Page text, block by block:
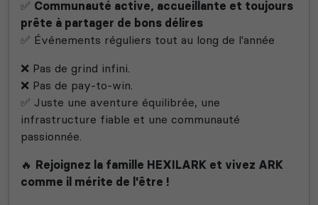
✅ Communauté active, accueillante et toujours
prête à partager de bons délires
✅ Événements réguliers tout au long de l'année
❌ Pas de grind infini.
❌ Pas de pay-to-win.
✅ Juste une aventure équilibrée, une
infrastructure fiable et une communauté
passionnée.
🔥 Rejoignez la famille HEXILARK et vivez ARK
comme il mérite de l'être !